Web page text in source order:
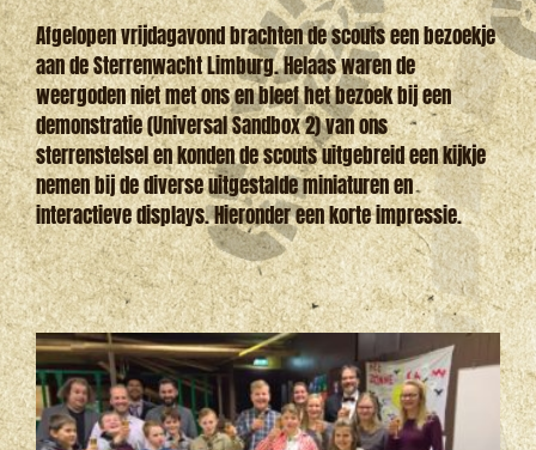
Afgelopen vrijdagavond brachten de scouts een bezoekje
aan de Sterrenwacht Limburg. Helaas waren de
weergoden niet met ons en bleef het bezoek bij een
demonstratie (Universal Sandbox 2) van ons
sterrenstelsel en konden de scouts uitgebreid een kijkje
nemen bij de diverse uitgestalde miniaturen en
interactieve displays. Hieronder een korte impressie.